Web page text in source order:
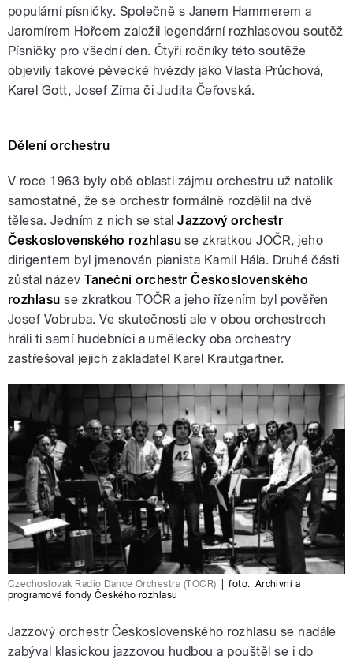
populární písničky. Společně s Janem Hammerem a
Jaromírem Hořcem založil legendární rozhlasovou soutěž
Písničky pro všední den. Čtyři ročníky této soutěže
objevily takové pěvecké hvězdy jako Vlasta Průchová,
Karel Gott, Josef Zíma či Judita Čeřovská.
Dělení orchestru
V roce 1963 byly obě oblasti zájmu orchestru už natolik
samostatné, že se orchestr formálně rozdělil na dvě
tělesa. Jedním z nich se stalJazzový orchestr
Československého rozhlasu se zkratkou JOČR, jeho
dirigentem byl jmenován pianista Kamil Hála. Druhé části
zůstal názevTaneční orchestr Československého
rozhlasu se zkratkou TOČR a jeho řízením byl pověřen
Josef Vobruba. Ve skutečnosti ale v obou orchestrech
hráli ti samí hudebníci a umělecky oba orchestry
zastřešoval jejich zakladatel Karel Krautgartner.
Czechoslovak Radio Dance Orchestra (TOČR) foto: Archivní a
programové fondy Českého rozhlasu
Jazzový orchestr Československého rozhlasu se nadále
zabýval klasickou jazzovou hudbou a pouštěl se i do